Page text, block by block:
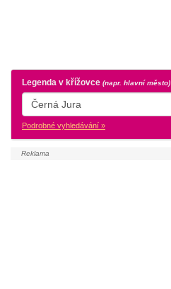
Legenda v křížovce (napr. hlavní město)
Podrobné vyhledávání »